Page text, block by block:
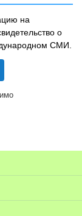
на
о
СМИ.